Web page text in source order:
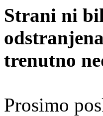
Strani ni
trenutno
Prosimo